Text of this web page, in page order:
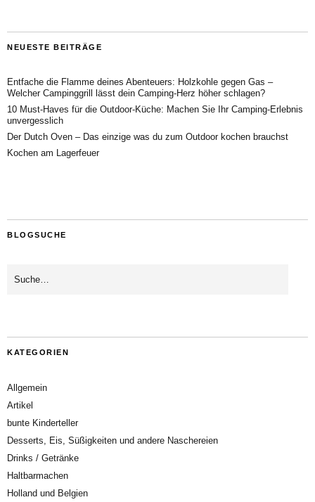
NEUESTE BEITRÄGE
Entfache die Flamme deines Abenteuers: Holzkohle gegen Gas –
Welcher Campinggrill lässt dein Camping-Herz höher schlagen?
10 Must-Haves für die Outdoor-Küche: Machen Sie Ihr Camping-Erlebnis
unvergesslich
Der Dutch Oven – Das einzige was du zum Outdoor kochen brauchst
Kochen am Lagerfeuer
BLOGSUCHE
KATEGORIEN
Allgemein
Artikel
bunte Kinderteller
Desserts, Eis, Süßigkeiten und andere Naschereien
Drinks / Getränke
Haltbarmachen
Holland und Belgien